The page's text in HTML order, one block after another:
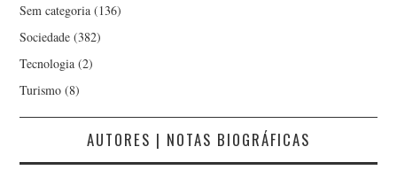
Sem categoria (136)
Sociedade (382)
Tecnologia (2)
Turismo (8)
AUTORES | NOTAS BIOGRÁFICAS